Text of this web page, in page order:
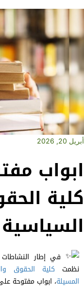
20, 2026
في إطار النشاطات
نظمت
كلية الحقوق
المسيلة،ابواب مفتوحة على